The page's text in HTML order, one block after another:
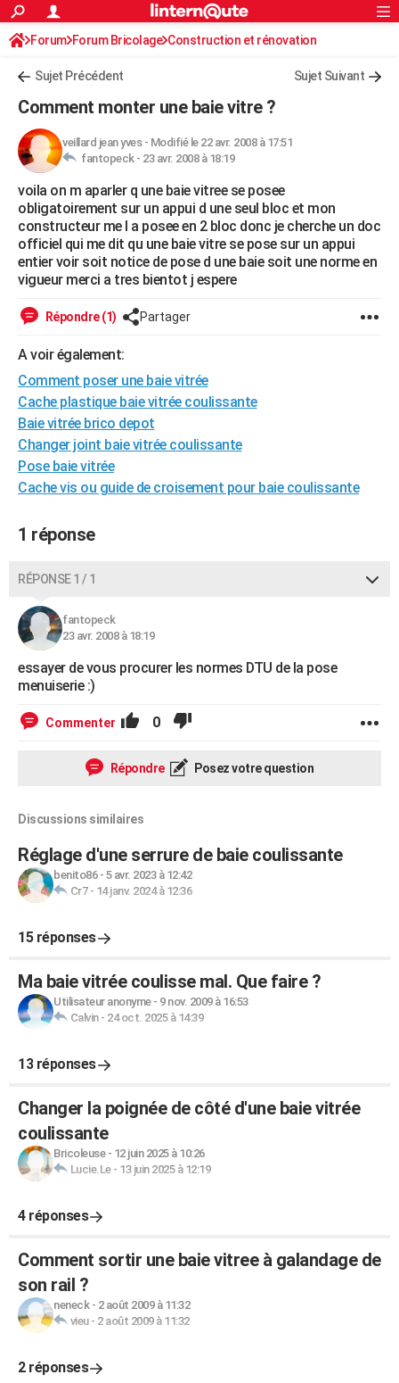
ACTUALITÉS
Politique
Société
Faits Divers
Education
Monde
Villes
+
FINANCE
Retraite
Impôts
Epargne
Immobilier
Risques naturels par ville
Banque
Assurance
Crédit
AUTO
Essais
Réserver un essai
Citadines
Berlines
SUV
Forum auto
+HIGH-TECH
Mobiles
Meilleur smartphone
Internet
Ordinateurs
Jeux vidéo
Guide high-tech
+BRICOLAGE
Forum
Aménagement intérieur
Extérieur
Cuisine
Salle de bains
Jardinage
Rangement
WEEK-END
Guides de France
Escapades
Patrimoine
Expositions
Musées
Week-end nature
LIFESTYLE
SANTE
Alimentation
Guide de la santé
Maladies
Médicaments
Sommeil
VOYAGE
Destinations
City break
Voyage nature
Voyage de noces
Forum
Climat
+PHOTO
GUIDES D'ACHAT
BONS PLANS
CARTE DE VOEUX
COPAINS D'AVANT
S'inscrire
Se connecter
Lycées
Collèges
Primaires
Universités
Entreprises
Service militaire
Avis de recherche
AVIS DE DÉCÈS
FORUM
Rechercher
S'inscrire
Connexion
Forum Forum Bricolage Construction et rénovation
Sujet Précédent Sujet Suivant
Comment monter une baie vitre ?
veillard jean yves- Modifié le 22 avr. 2008 à 17:51
fantopeck - 23 avr. 2008 à 18:19
voila on m aparler q une baie vitree se posee
obligatoirement sur un appui d une seul bloc et mon
constructeur me l a posee en 2 bloc donc je cherche un doc
officiel qui me dit qu une baie vitre se pose sur un appui
entier voir soit notice de pose d une baie soit une norme en
vigueur merci a tres bientot j espere
Répondre (1) Partager
A voir également:
Comment poser une baie vitrée
Cache plastique baie vitrée coulissante
Baie vitrée brico depot
Changer joint baie vitrée coulissante
Pose baie vitrée
Cache vis ou guide de croisement pour baie coulissante
1 réponse
RÉPONSE 1 / 1
fantopeck
23 avr. 2008 à 18:19
essayer de vous procurer les normes DTU de la pose
menuiserie :)
Commenter 0
Répondre Posez votre question
Discussions similaires
Réglage d'une serrure de baie coulissante
benito86- 5 avr. 2023 à 12:42
Cr7- 14 janv. 2024 à 12:36
15 réponses
Ma baie vitrée coulisse mal. Que faire ?
Utilisateur anonyme- 9 nov. 2009 à 16:53
Calvin- 24 oct. 2025 à 14:39
13 réponses
Changer la poignée de côté d'une baie vitrée
coulissante
Bricoleuse- 12 juin 2025 à 10:26
Lucie.Le- 13 juin 2025 à 12:19
4 réponses
Comment sortir une baie vitree à galandage de
son rail ?
neneck- 2 août 2009 à 11:32
vieu- 2 août 2009 à 11:32
2 réponses